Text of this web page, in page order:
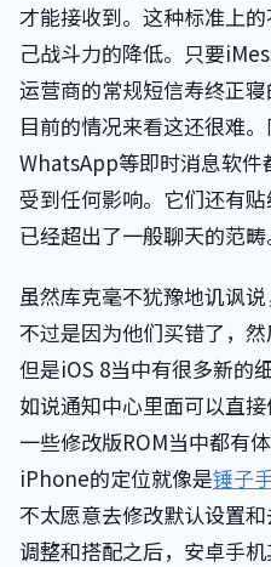
才能接收到。这种标准上
己战斗力的降低。只要
运营商的常规短信寿终正
目前的情况来看这还很难
WhatsApp等即时消息软件
受到任何影响。它们还有
已经超出了一般聊天的范畴
虽然库克毫不犹豫地讥讽
不过是因为他们买错了，然
但是iOS 8当中有很多新的
如说通知中心里面可以直
一些修改版ROM当中都有
iPhone的定位就像是锤子
不太愿意去修改默认设置
调整和搭配之后，安卓手